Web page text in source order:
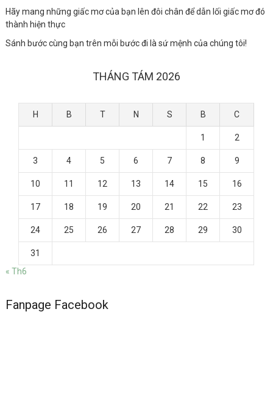
Hãy mang những giấc mơ của bạn lên đôi chân để dẫn lối giấc mơ đó
thành hiện thực
Sánh bước cùng bạn trên mỗi bước đi là sứ mệnh của chúng tôi!
THÁNG TÁM 2026
H B T N S B C
1 2
3 4 5 6 7 8 9
10 11 12 13 14 15 16
17 18 19 20 21 22 23
24 25 26 27 28 29 30
31
« Th6
Fanpage Facebook